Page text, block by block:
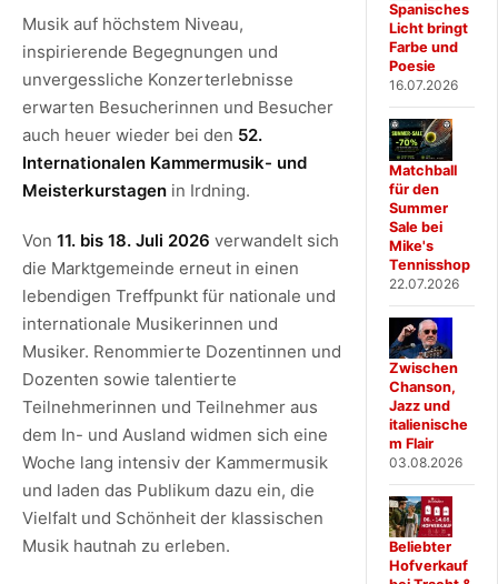
Musik auf höchstem Niveau,
inspirierende Begegnungen und
unvergessliche Konzerterlebnisse
erwarten Besucherinnen und Besucher
auch heuer wieder bei den 52.
Internationalen Kammermusik- und
Meisterkurstagen in Irdning.
Von 11. bis 18. Juli 2026 verwandelt sich
die Marktgemeinde erneut in einen
lebendigen Treffpunkt für nationale und
internationale Musikerinnen und
Musiker. Renommierte Dozentinnen und
Dozenten sowie talentierte
Teilnehmerinnen und Teilnehmer aus
dem In- und Ausland widmen sich eine
Woche lang intensiv der Kammermusik
und laden das Publikum dazu ein, die
Vielfalt und Schönheit der klassischen
Musik hautnah zu erleben.
Spanisches
Licht bringt
Farbe und
Poesie
16.07.2026
Matchball
für den
Summer
Sale bei
Mike's
Tennisshop
22.07.2026
Zwischen
Chanson,
Jazz und
italienische
m Flair
03.08.2026
Beliebter
Hofverkauf